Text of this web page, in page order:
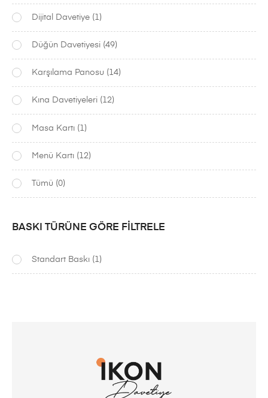
Dijital Davetiye (1)
Düğün Davetiyesi (49)
Karşılama Panosu (14)
Kına Davetiyeleri (12)
Masa Kartı (1)
Menü Kartı (12)
Tümü (0)
BASKI TÜRÜNE GÖRE FILTRELE
Standart Baskı (1)